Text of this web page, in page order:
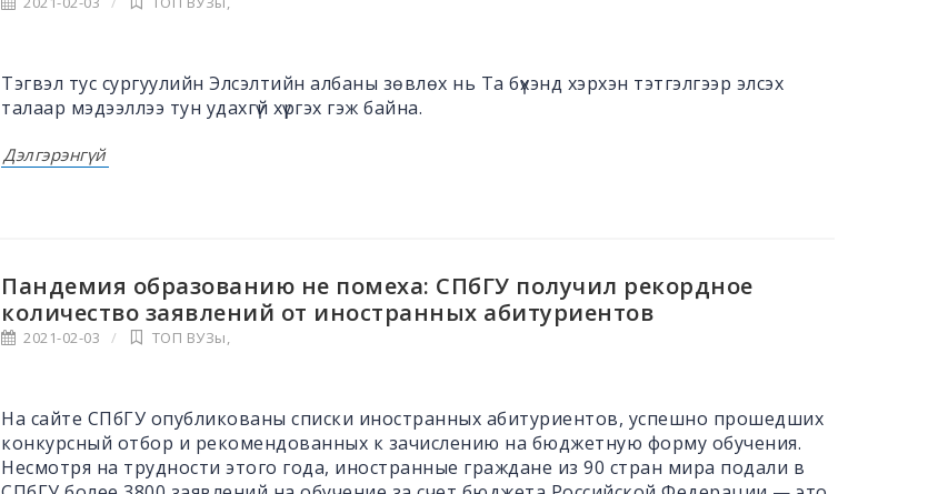
Тэгвэл тус сургуулийн Элсэлтийн албаны зөвлөх нь Та бүхэнд хэрхэн тэтгэлгээр элсэх
талаар мэдээллээ тун удахгүй хүргэх гэж байна.
Дэлгэрэнгүй
Пандемия образованию не помеха: СПбГУ получил рекордное
количество заявлений от иностранных абитуриентов
2021-02-03 ТОП ВУЗы,
На сайте СПбГУ опубликованы списки иностранных абитуриентов, успешно прошедших
конкурсный отбор и рекомендованных к зачислению на бюджетную форму обучения.
Несмотря на трудности этого года, иностранные граждане из 90 стран мира подали в